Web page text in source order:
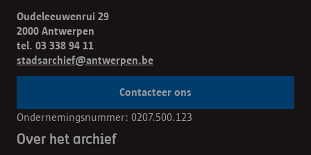
Oudeleeuwenrui 29
2000 Antwerpen
tel. 03 338 94 11
stadsarchief@antwerpen.be
Contacteer ons
Ondernemingsnummer: 0207.500.123
Over het archief